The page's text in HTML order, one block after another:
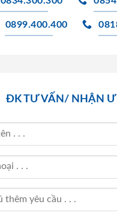
0899.400.400
ĐK TƯ VẤN/ NHẬN